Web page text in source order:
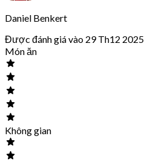
Daniel Benkert
Được đánh giá vào 29 Th12 2025
Món ăn
Không gian